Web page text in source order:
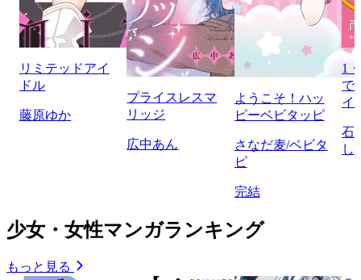
リミテッドアイ
ドル
藤原ゆか
プライスレスマ
リッジ
広中あん
ようこそ！ハッ
ピーベビタッピ
さなだ麦/ベビタ
ピ
完結
1
で
イ
石
し
少女・女性マンガランキング
もっと見る